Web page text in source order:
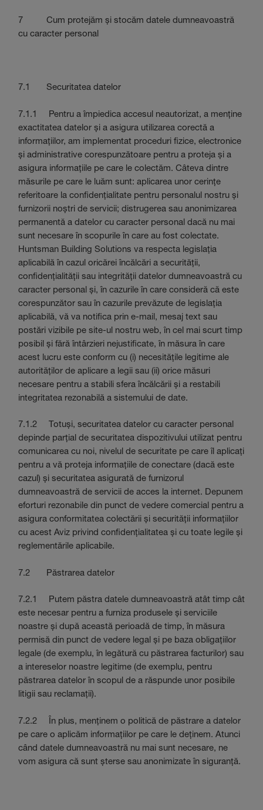
7 Cum protejăm și stocăm datele dumneavoastră
cu caracter personal
7.1 Securitatea datelor
7.1.1 Pentru a împiedica accesul neautorizat, a menține
exactitatea datelor și a asigura utilizarea corectă a
informațiilor, am implementat proceduri fizice, electronice
și administrative corespunzătoare pentru a proteja și a
asigura informațiile pe care le colectăm. Câteva dintre
măsurile pe care le luăm sunt: aplicarea unor cerințe
referitoare la confidențialitate pentru personalul nostru și
furnizorii noștri de servicii; distrugerea sau anonimizarea
permanentă a datelor cu caracter personal dacă nu mai
sunt necesare în scopurile în care au fost colectate.
Huntsman Building Solutions va respecta legislația
aplicabilă în cazul oricărei încălcări a securității,
confidențialității sau integrității datelor dumneavoastră cu
caracter personal și, în cazurile în care consideră că este
corespunzător sau în cazurile prevăzute de legislația
aplicabilă, vă va notifica prin e-mail, mesaj text sau
postări vizibile pe site-ul nostru web, în cel mai scurt timp
posibil și fără întârzieri nejustificate, în măsura în care
acest lucru este conform cu (i) necesitățile legitime ale
autorităților de aplicare a legii sau (ii) orice măsuri
necesare pentru a stabili sfera încălcării și a restabili
integritatea rezonabilă a sistemului de date.
7.1.2 Totuși, securitatea datelor cu caracter personal
depinde parțial de securitatea dispozitivului utilizat pentru
comunicarea cu noi, nivelul de securitate pe care îl aplicați
pentru a vă proteja informațiile de conectare (dacă este
cazul) și securitatea asigurată de furnizorul
dumneavoastră de servicii de acces la internet. Depunem
eforturi rezonabile din punct de vedere comercial pentru a
asigura conformitatea colectării și securității informațiilor
cu acest Aviz privind confidențialitatea și cu toate legile și
reglementările aplicabile.
7.2 Păstrarea datelor
7.2.1 Putem păstra datele dumneavoastră atât timp cât
este necesar pentru a furniza produsele și serviciile
noastre și după această perioadă de timp, în măsura
permisă din punct de vedere legal și pe baza obligațiilor
legale (de exemplu, în legătură cu păstrarea facturilor) sau
a intereselor noastre legitime (de exemplu, pentru
păstrarea datelor în scopul de a răspunde unor posibile
litigii sau reclamații).
7.2.2 În plus, menținem o politică de păstrare a datelor
pe care o aplicăm informațiilor pe care le deținem. Atunci
când datele dumneavoastră nu mai sunt necesare, ne
vom asigura că sunt șterse sau anonimizate în siguranță.